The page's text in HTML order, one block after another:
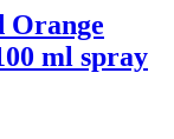
Orange
ml spray